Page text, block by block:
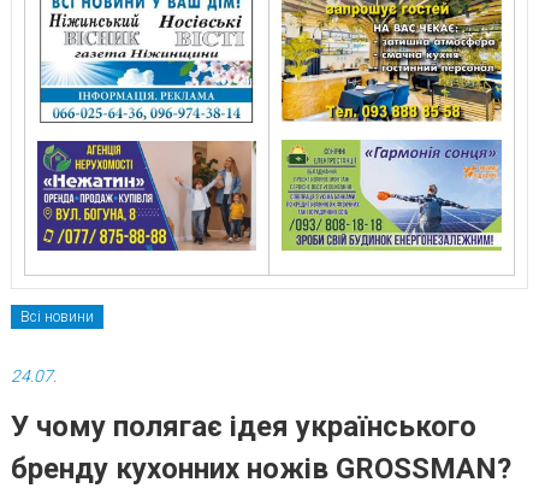
Всі новини
24.07.
У чому полягає ідея українського
бренду кухонних ножів GROSSMAN?